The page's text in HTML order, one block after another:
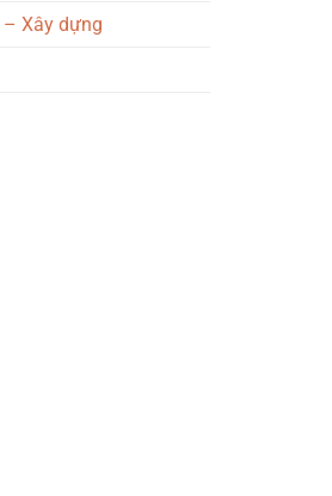
Xây dựng